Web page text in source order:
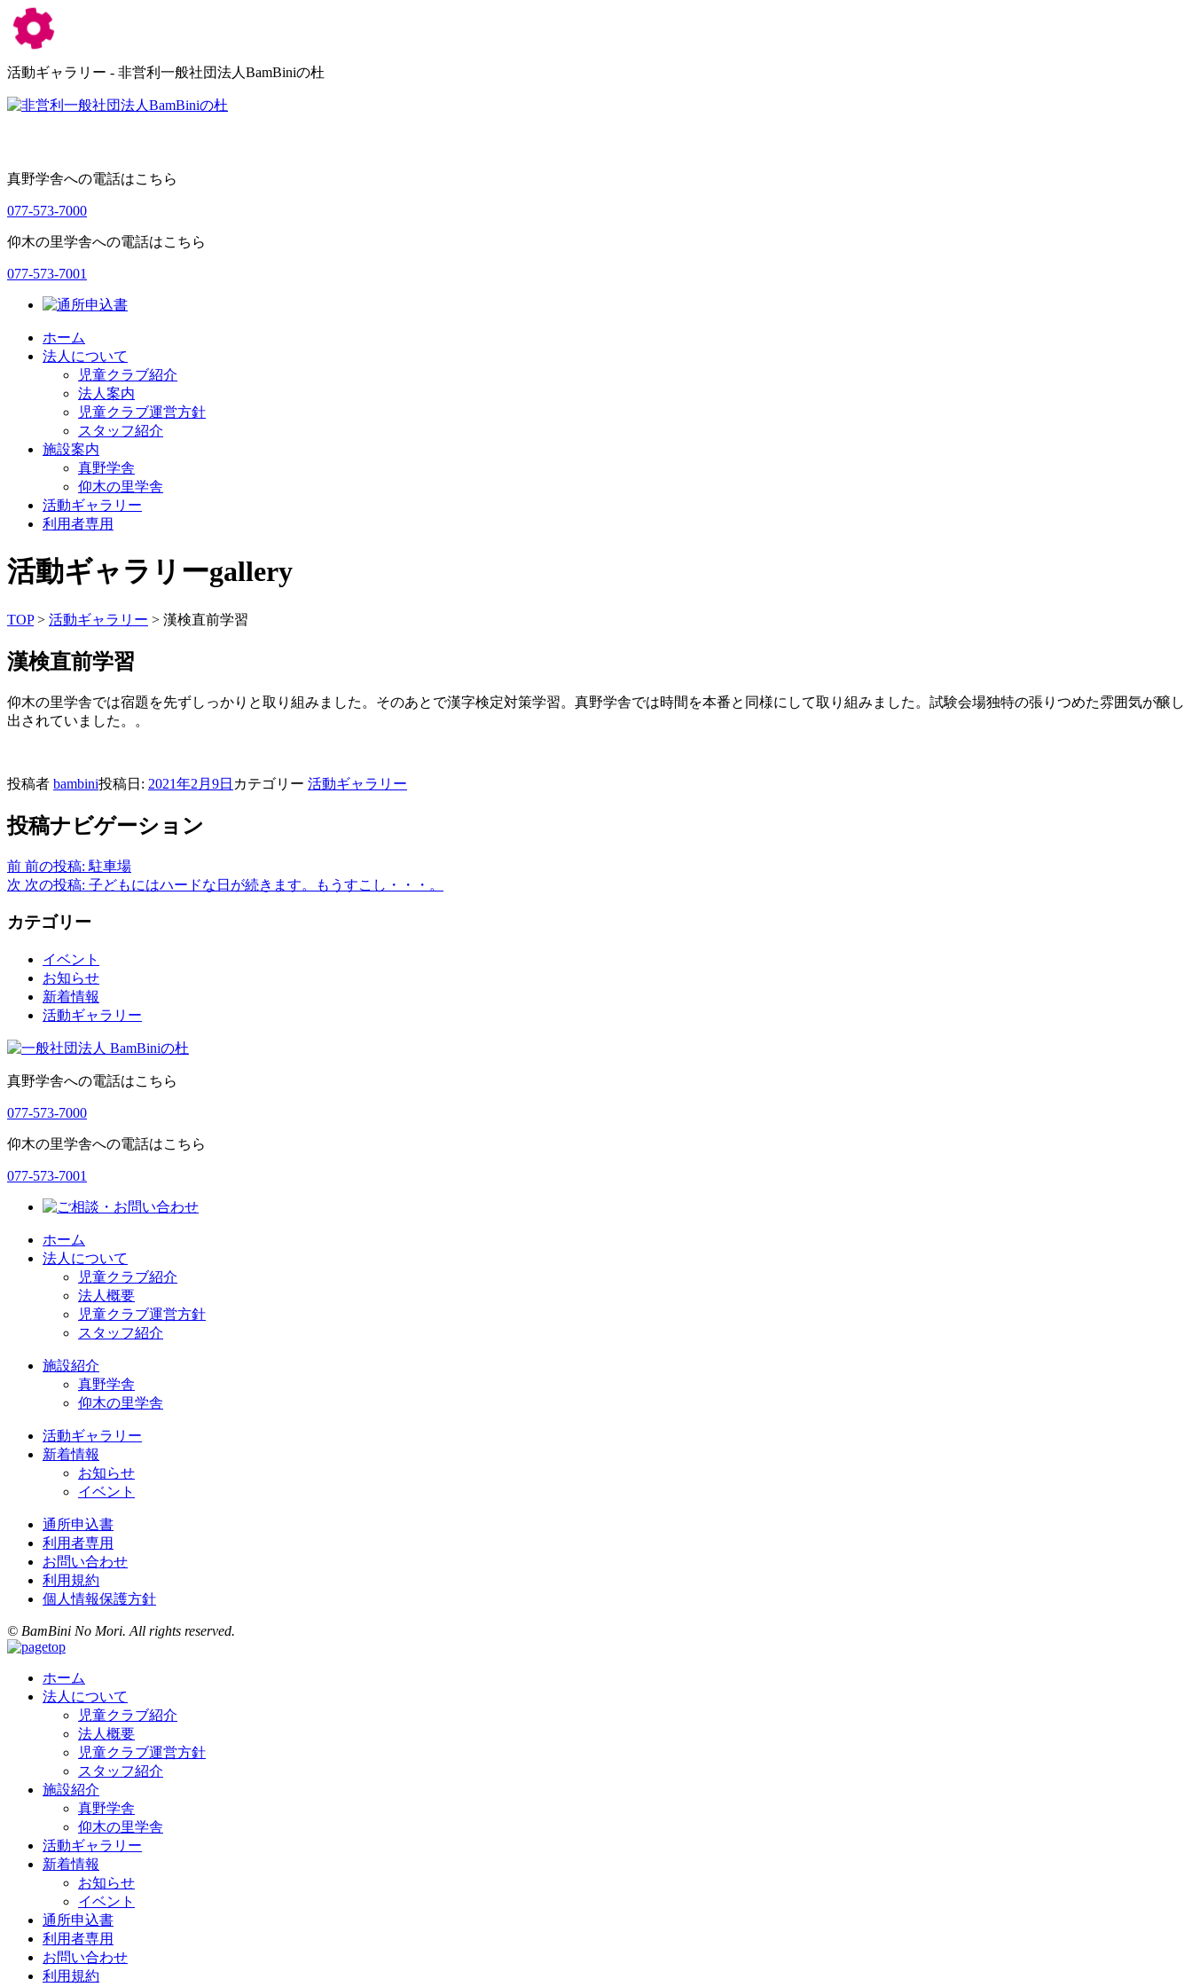
活動ギャラリー - 非営利一般社団法人BamBiniの杜
真野学舎への電話はこちら
077-573-7000
仰木の里学舎への電話はこちら
077-573-7001
ホーム
法人について
児童クラブ紹介
法人案内
児童クラブ運営方針
スタッフ紹介
施設案内
真野学舎
仰木の里学舎
活動ギャラリー
利用者専用
活動ギャラリーgallery
TOP> 活動ギャラリー > 漢検直前学習
漢検直前学習
仰木の里学舎では宿題を先ずしっかりと取り組みました。そのあとで漢字検定対策学習。真野学舎では時間を本番と同様にして取り組みました。試験会場独特の張りつめた雰囲気が醸し
出されていました。。
投稿者 bambini投稿日: 2021年2月9日 カテゴリー 活動ギャラリー
投稿ナビゲーション
前 前の投稿: 駐車場
次 次の投稿: 子どもにはハードな日が続きます。もうすこし・・・。
カテゴリー
イベント
お知らせ
新着情報
活動ギャラリー
真野学舎への電話はこちら
077-573-7000
仰木の里学舎への電話はこちら
077-573-7001
ホーム
法人について
児童クラブ紹介
法人概要
児童クラブ運営方針
スタッフ紹介
施設紹介
真野学舎
仰木の里学舎
活動ギャラリー
新着情報
お知らせ
イベント
通所申込書
利用者専用
お問い合わせ
利用規約
個人情報保護方針
© BamBini No Mori. All rights reserved.
ホーム
法人について
児童クラブ紹介
法人概要
児童クラブ運営方針
スタッフ紹介
施設紹介
真野学舎
仰木の里学舎
活動ギャラリー
新着情報
お知らせ
イベント
通所申込書
利用者専用
お問い合わせ
利用規約